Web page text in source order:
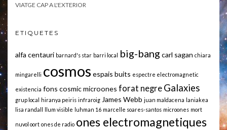
VIATGE CAP A L'EXTERIOR
ETIQUETES
alfa centauri barnard's star barri local big-bang carl sagan chiara
mingarelli cosmos espais buits espectre electromagnetic
existencia fons cosmic microones forat negre Galaxies
grup local hiranya peiris infraroig James Webb juan maldacena laniakea
lisa randall llum visible luhman 16 marcelle soares-santos microones mort
nuvol oort ones de radio ones electromagnetiques